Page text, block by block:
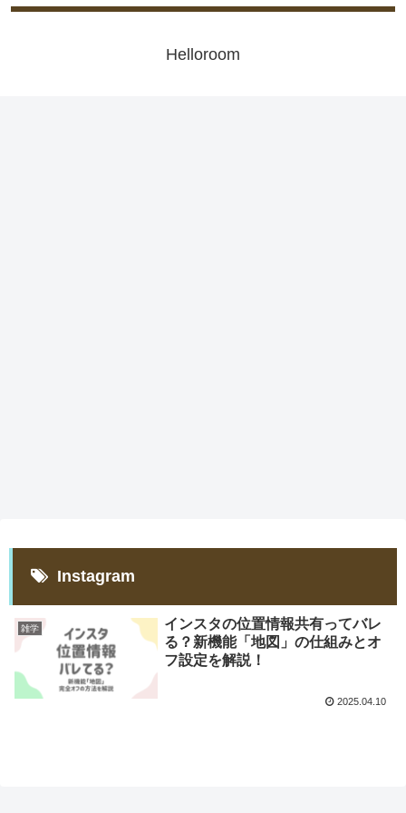
Helloroom
Instagram
雑学
インスタの位置情報共有ってバレ
る？新機能「地図」の仕組みとオ
フ設定を解説！
2025.04.10